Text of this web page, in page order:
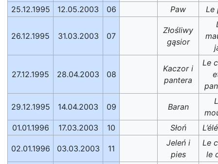
25.12.1995
12.05.2003 06 Paw Le
26.12.1995 31.03.2003 07
Złośliwy
gąsior
27.12.1995 28.04.2003 08
Kaczor i
pantera
Le
29.12.1995 14.04.2003 09 Baran
01.01.1996
17.03.2003 10 Słoń
02.01.1996 03.03.2003 11
Jeleń i
pies
Le
le